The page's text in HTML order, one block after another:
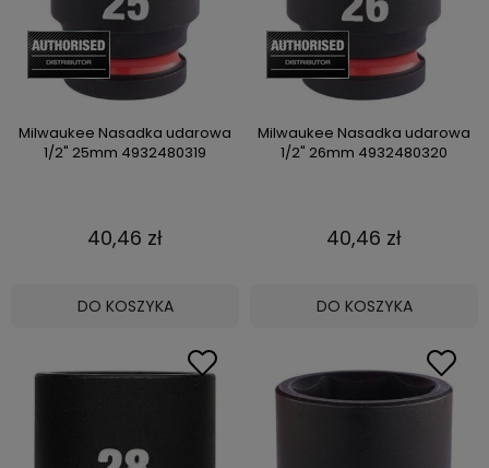
Milwaukee Nasadka udarowa
1/2" 25mm 4932480319
40,46 zł
DO KOSZYKA
Milwaukee Nasadka udarowa
1/2" 26mm 4932480320
40,46 zł
DO KOSZYKA